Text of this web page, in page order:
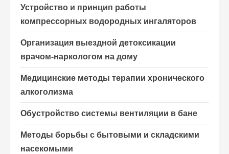
Устройство и принцип работы
компрессорных водородных ингаляторов
Организация выездной детоксикации
врачом-наркологом на дому
Медицинские методы терапии хронического
алкоголизма
Обустройство системы вентиляции в бане
Методы борьбы с бытовыми и складскими
насекомыми